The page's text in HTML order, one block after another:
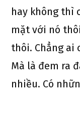
hay không thì
mặt với nó
thôi. Chẳng ai
Mà là đem ra
nhiều. Có